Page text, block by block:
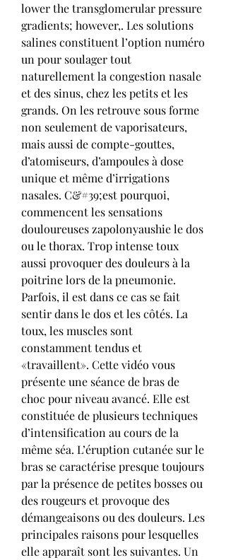
lower the transglomerular pressure
gradients; however,. Les solutions
salines constituent l’option numéro
un pour soulager tout
naturellement la congestion nasale
et des sinus, chez les petits et les
grands. On les retrouve sous forme
non seulement de vaporisateurs,
mais aussi de compte-gouttes,
d’atomiseurs, d’ampoules à dose
unique et même d’irrigations
nasales. C&#39;est pourquoi,
commencent les sensations
douloureuses zapolonyaushie le dos
ou le thorax. Trop intense toux
aussi provoquer des douleurs à la
poitrine lors de la pneumonie.
Parfois, il est dans ce cas se fait
sentir dans le dos et les côtés. La
toux, les muscles sont
constamment tendus et
«travaillent». Cette vidéo vous
présente une séance de bras de
choc pour niveau avancé. Elle est
constituée de plusieurs techniques
d’intensification au cours de la
même séa. L’éruption cutanée sur le
bras se caractérise presque toujours
par la présence de petites bosses ou
des rougeurs et provoque des
démangeaisons ou des douleurs. Les
principales raisons pour lesquelles
elle apparaît sont les suivantes. Un